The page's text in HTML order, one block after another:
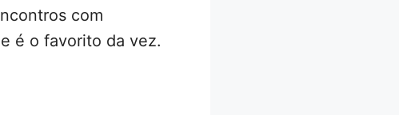
com
é o favorito da vez.